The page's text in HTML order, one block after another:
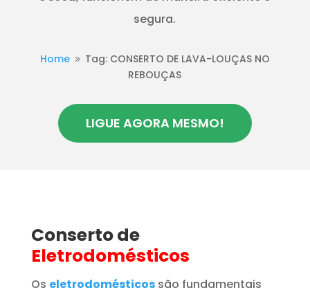
segura.
Home 9 Tag: CONSERTO DE LAVA-LOUÇAS NO
REBOUÇAS
LIGUE AGORA MESMO!
Conserto de
Eletrodomésticos
Os eletrodomésticos são fundamentais